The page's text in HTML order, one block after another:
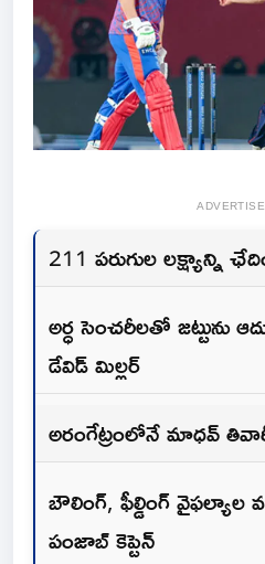
211 పరుగుల లక్ష్యాన్ని
అర్ధ సెంచరీలతో జట్టును
డేవిడ్ మిల్లర్
అరంగేట్రంలోనే మాధవ్
బౌలింగ్, ఫీల్డింగ్
పంజాబ్ కెప్టెన్